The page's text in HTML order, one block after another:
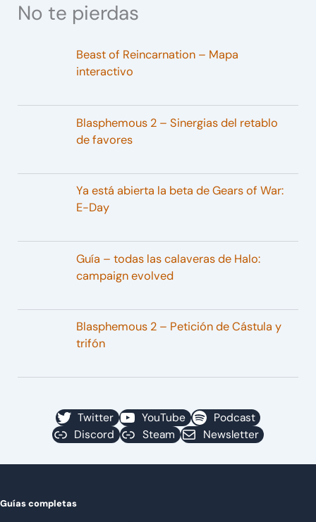
No te pierdas
Beast of Reincarnation – Mapa
interactivo
Blasphemous 2 – Sinergias del retablo
de favores
Ya está abierta la beta de Gears of War:
E-Day
Guía – todas las calaveras de Halo:
campaign evolved
Blasphemous 2 – Petición de Cástula y
trifón
Twitter YouTube
Podcast
Discord
Steam Newsletter
Guías completas